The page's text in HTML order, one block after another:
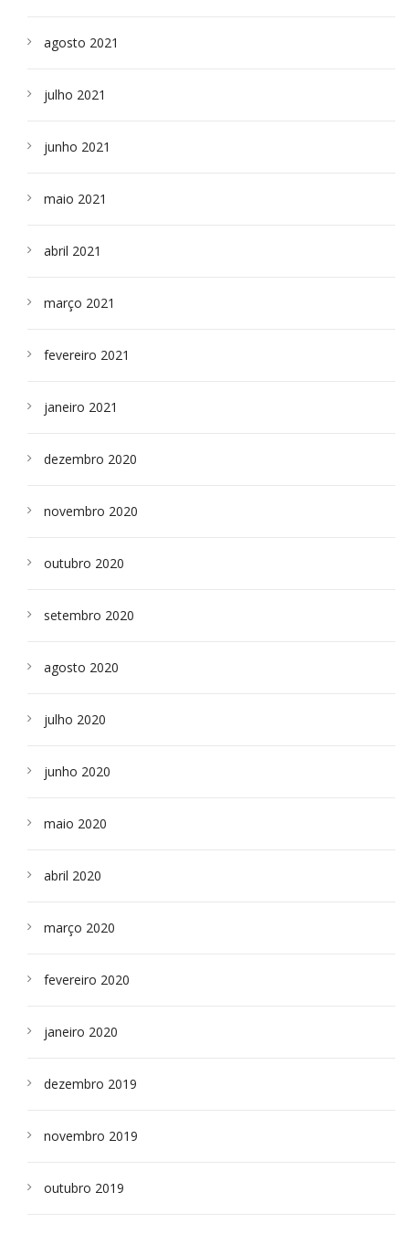
agosto 2021
julho 2021
junho 2021
maio 2021
abril 2021
março 2021
fevereiro 2021
janeiro 2021
dezembro 2020
novembro 2020
outubro 2020
setembro 2020
agosto 2020
julho 2020
junho 2020
maio 2020
abril 2020
março 2020
fevereiro 2020
janeiro 2020
dezembro 2019
novembro 2019
outubro 2019